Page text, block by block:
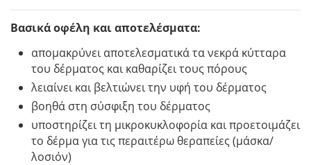
Βασικά οφέλη και αποτελέσματα:
απομακρύνει αποτελεσματικά τα νεκρά κύτταρα
του δέρματος και καθαρίζει τους πόρους
λειαίνει και βελτιώνει την υφή του δέρματος
βοηθά στη σύσφιξη του δέρματος
υποστηρίζει τη μικροκυκλοφορία και προετοιμάζει
το δέρμα για τις περαιτέρω θεραπείες (μάσκα/
λοσιόν)